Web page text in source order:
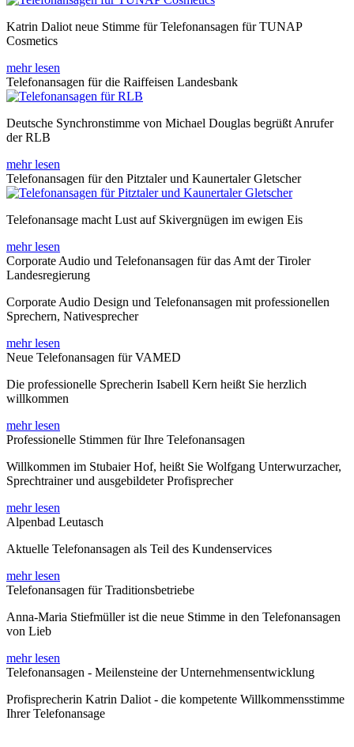
Katrin Daliot neue Stimme für Telefonansagen für TUNAP
Cosmetics
mehr lesen
Telefonansagen für die Raiffeisen Landesbank
Deutsche Synchronstimme von Michael Douglas begrüßt Anrufer
der RLB
mehr lesen
Telefonansagen für den Pitztaler und Kaunertaler Gletscher
Telefonansage macht Lust auf Skivergnügen im ewigen Eis
mehr lesen
Corporate Audio und Telefonansagen für das Amt der Tiroler
Landesregierung
Corporate Audio Design und Telefonansagen mit professionellen
Sprechern, Nativesprecher
mehr lesen
Neue Telefonansagen für VAMED
Die professionelle Sprecherin Isabell Kern heißt Sie herzlich
willkommen
mehr lesen
Professionelle Stimmen für Ihre Telefonansagen
Willkommen im Stubaier Hof, heißt Sie Wolfgang Unterwurzacher,
Sprechtrainer und ausgebildeter Profisprecher
mehr lesen
Alpenbad Leutasch
Aktuelle Telefonansagen als Teil des Kundenservices
mehr lesen
Telefonansagen für Traditionsbetriebe
Anna-Maria Stiefmüller ist die neue Stimme in den Telefonansagen
von Lieb
mehr lesen
Telefonansagen - Meilensteine der Unternehmensentwicklung
Profisprecherin Katrin Daliot - die kompetente Willkommensstimme
Ihrer Telefonansage